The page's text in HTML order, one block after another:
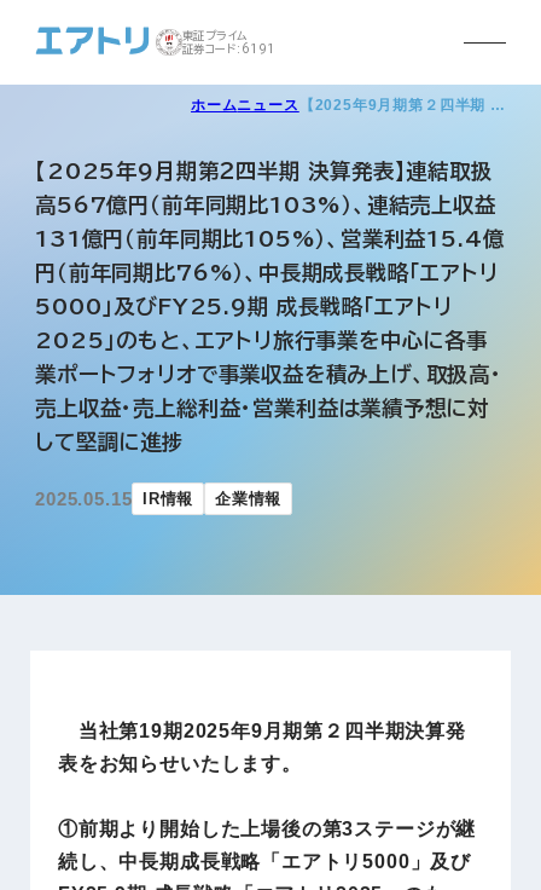
東証プライム
証券コード:6191
ホームニュース 【2025年9月期第２四半期 …
【2025年9月期第２四半期 決算発表】連結取扱
高567億円（前年同期比103%）、連結売上収益
131億円（前年同期比105%）、営業利益15.4億
円（前年同期比76%）、中長期成長戦略「エアトリ
5000」及びFY25.9期 成長戦略「エアトリ
2025」のもと、エアトリ旅行事業を中心に各事
業ポートフォリオで事業収益を積み上げ、取扱高・
売上収益・売上総利益・営業利益は業績予想に対
して堅調に進捗
2025.05.15 IR情報 企業情報
当社第19期2025年9月期第２四半期決算発
表をお知らせいたします。
①前期より開始した上場後の第3ステージが継
続し、中長期成長戦略「エアトリ5000」及び